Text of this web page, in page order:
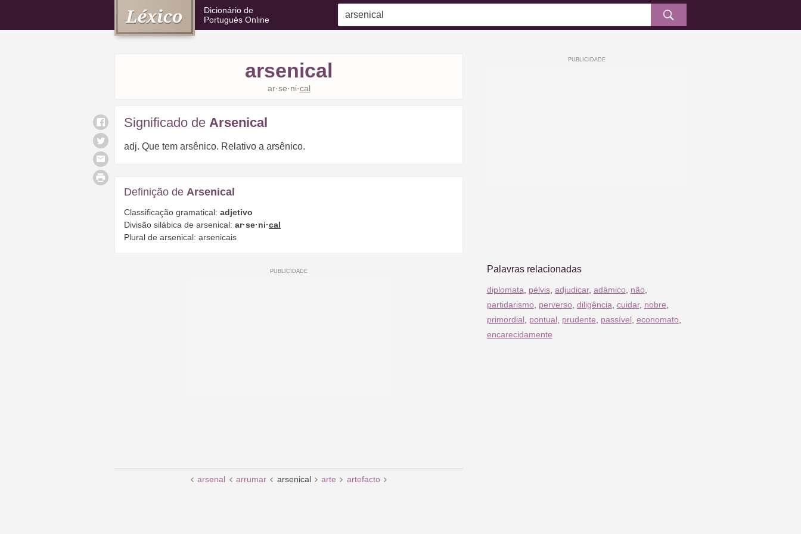
Dicionário de
Português Online
arsenical
ar·se·ni·cal
Significado de Arsenical
adj. Que tem arsênico. Relativo a arsênico.
Definição de Arsenical
Classificação gramatical: adjetivo
Divisão silábica de arsenical: ar·se·ni·cal
Plural de arsenical: arsenicais
arsenal arrumar arsenical arte artefacto
Palavras relacionadas
diplomata pélvis, adjudicar, adâmico, não,
partidarismo, perverso, diligência cuidar, nobre
primordial, pontual, prudente passível, economato,
encarecidamente